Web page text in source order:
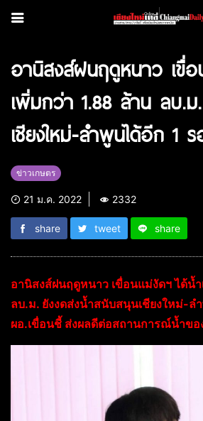
อานิสงส์ฝนฤดูหนาว เขื่อ
เพิ่มกว่า 1.88 ล้าน ลบ.ม
เชียงใหม่-ลำพูนได้อีก 1 ร
ข่าวเกษตร
21 ม.ค. 2022 2332
share tweet share
อานิสงส์ฝนฤดูหนาว เขื่อนแม่งัดฯ ได้น้
ลบ.ม. ยังงดส่งน้ำสนับสนุนเชียงใหม่-ล
ผอ.เขื่อนชี้ ส่งผลดีต่อสถานการณ์น้ำขอ